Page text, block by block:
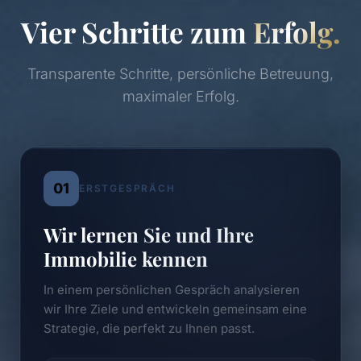
Vier Schritte zum Erfolg.
Transparente Schritte, persönliche Betreuung,
maximaler Erfolg.
01 ERSTGESPRÄCH
Wir lernen Sie und Ihre
Immobilie kennen
In einem persönlichen Gespräch analysieren
wir Ihre Ziele und entwickeln gemeinsam eine
Strategie, die perfekt zu Ihnen passt.